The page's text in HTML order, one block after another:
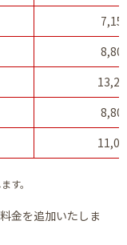
す。
金を追加いたしま